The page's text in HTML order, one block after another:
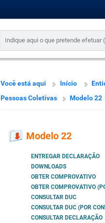
Você está aqui Início
Pessoas Coletivas
Modelo 22
Modelo 22
ENTREGAR DECLARAÇÃO
DOWNLOADS
OBTER COMPROVATIVO
OBTER COMPROVATIVO
CONSULTAR DUC
CONSULTAR DUC (POR
CONSULTAR DECLARAÇÃO